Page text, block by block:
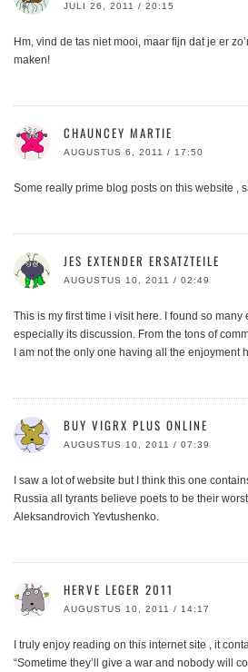
JULI 26, 2011 / 20:15
Hm, vind de tas niet mooi, maar fijn dat je er
maken!
CHAUNCEY MARTIE
AUGUSTUS 6, 2011 / 17:50
Some really prime blog posts on this website ,
JES EXTENDER ERSATZTEILE
AUGUSTUS 10, 2011 / 02:49
This is my first time i visit here. I found so
especially its discussion. From the tons of
I am not the only one having all the enjoyment
BUY VIGRX PLUS ONLINE
AUGUSTUS 10, 2011 / 07:39
I saw a lot of website but I think this one
Russia all tyrants believe poets to be their
Aleksandrovich Yevtushenko.
HERVE LEGER 2011
AUGUSTUS 10, 2011 / 14:17
I truly enjoy reading on this internet site , it
“Sometime they’ll give a war and nobody will